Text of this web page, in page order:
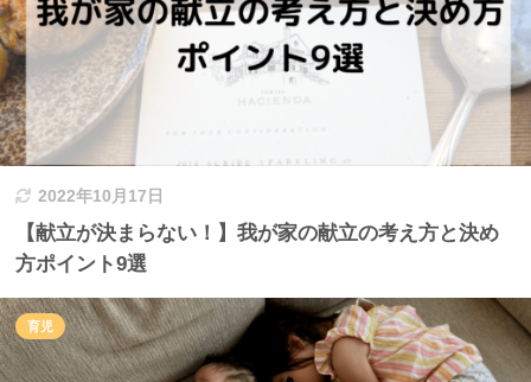
2022年10月17日
【献立が決まらない！】我が家の献立の考え方と決め
方ポイント9選
育児